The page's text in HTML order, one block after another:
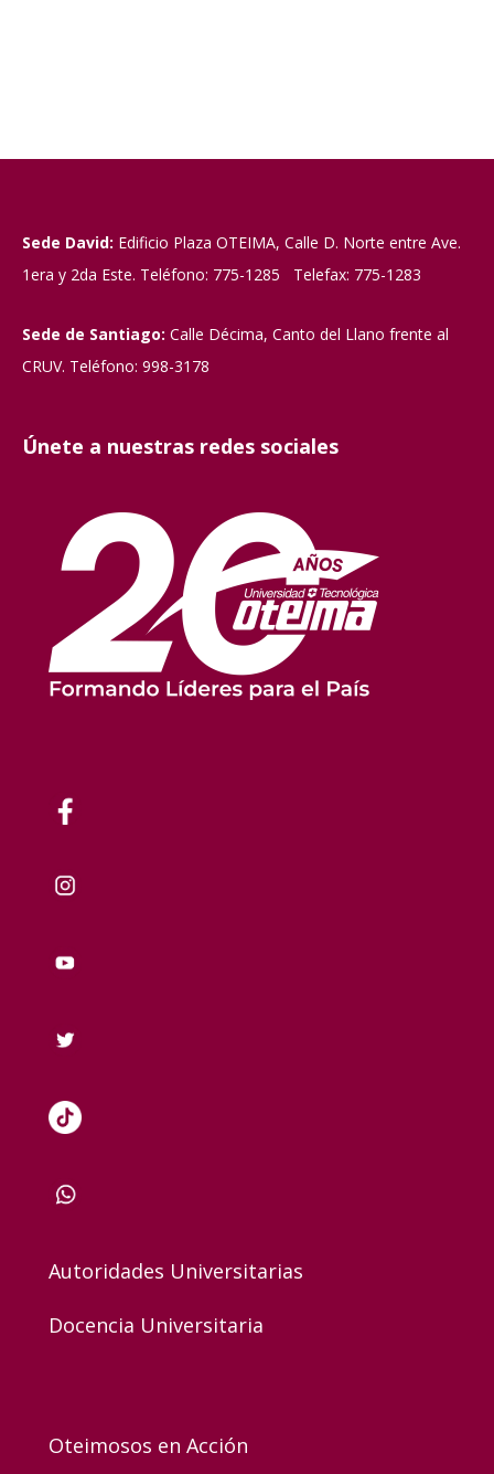
Sede David: Edificio Plaza OTEIMA, Calle D. Norte entre Ave.
1era y 2da Este. Teléfono: 775-1285 Telefax: 775-1283
Sede de Santiago: Calle Décima, Canto del Llano frente al
CRUV. Teléfono: 998-3178
Únete a nuestras redes sociales
Autoridades Universitarias
Docencia Universitaria
Oteimosos en Acción